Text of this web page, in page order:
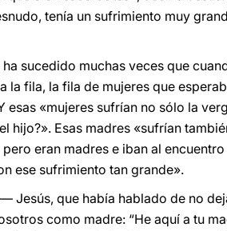
tenía un sufrimiento muy
sucedido muchas veces que
la fila, la fila de mujeres que
«mujeres sufrían no sólo la
hijo?». Esas madres «sufrían
eran madres e iban al
ese sufrimiento tan grande».
Jesús, que había hablado de no
como madre: “He aquí a tu